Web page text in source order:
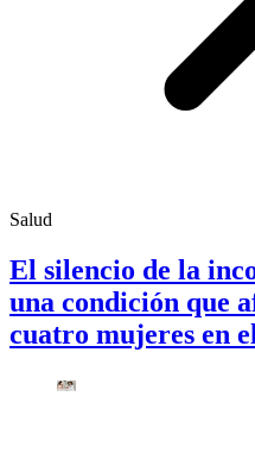
Salud
El silencio de la
una condición que
cuatro mujeres en